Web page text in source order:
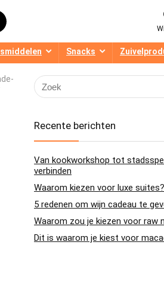
Snacks
Recente berichten
Van kookworkshop tot
verbinden
Waarom kiezen voor luxe suites?
5 redenen om wijn cadeau te
Waarom zou je kiezen voor raw
Dit is waarom je kiest voor